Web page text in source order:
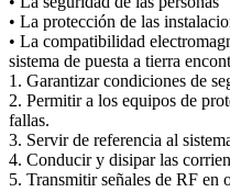
• La protección de las
• La compatibilidad
sistema de puesta a tierra
1. Garantizar condiciones de
2. Permitir a los equipos de
fallas.
3. Servir de referencia al
4. Conducir y disipar las
5. Transmitir señales de RF en